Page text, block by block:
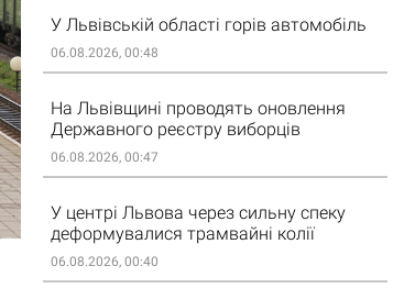
У Львівській області горів автомобіль
06.08.2026, 00:48
На Львівщині проводять оновлення
Державного реєстру виборців
06.08.2026, 00:47
У центрі Львова через сильну спеку
деформувалися трамвайні колії
06.08.2026, 00:40